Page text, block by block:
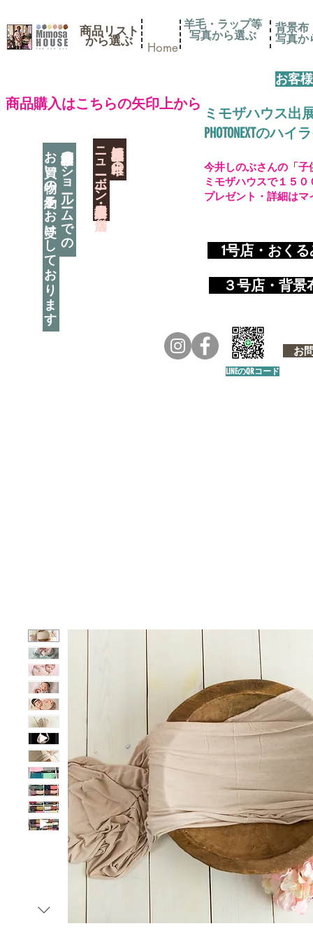
商品リスト
​から選ぶ Home
​商品購入はこちらの矢印上から
神奈川県相模原市に日本唯一の
​ニューボーン撮影用小道具店・３店舗
羊毛・ラップ等
写真から選ぶ
背景布
写真か
お客
ミモザハウス出
PHOTONEXTのハ
神奈川県相模原市のショールームでの
お買い物の予約をお受けしております 1号店・おく
​ ３号店・背
お
今井しのぶさんの「
ミモザハウスで１５
プレゼント・詳細は
LINEのQRコード